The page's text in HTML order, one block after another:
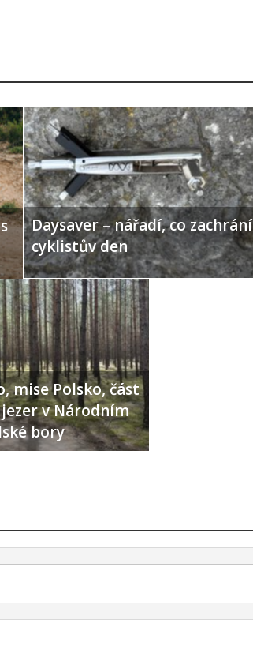
Daysaver – nářadí, co zachrání
cyklistův den
mise Polsko, část
v Národním
bory